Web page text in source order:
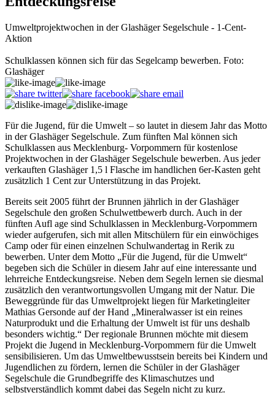
Umweltprojektwochen in der Glashäger Segelschule - 1-Cent-
Aktion
Schulklassen können sich für das Segelcamp bewerben. Foto:
Glashäger
Für die Jugend, für die Umwelt – so lautet in diesem Jahr das Motto
in der Glashäger Segelschule. Zum fünften Mal können sich
Schulklassen aus Mecklenburg- Vorpommern für kostenlose
Projektwochen in der Glashäger Segelschule bewerben. Aus jeder
verkauften Glashäger 1,5 l Flasche im handlichen 6er-Kasten geht
zusätzlich 1 Cent zur Unterstützung in das Projekt.
Bereits seit 2005 führt der Brunnen jährlich in der Glashäger
Segelschule den großen Schulwettbewerb durch. Auch in der
fünften Aufl age sind Schulklassen in Mecklenburg-Vorpommern
wieder aufgerufen, sich mit allen Mitschülern für ein einwöchiges
Camp oder für einen einzelnen Schulwandertag in Rerik zu
bewerben. Unter dem Motto „Für die Jugend, für die Umwelt“
begeben sich die Schüler in diesem Jahr auf eine interessante und
lehrreiche Entdeckungsreise. Neben dem Segeln lernen sie diesmal
zusätzlich den verantwortungsvollen Umgang mit der Natur. Die
Beweggründe für das Umweltprojekt liegen für Marketingleiter
Mathias Gersonde auf der Hand „Mineralwasser ist ein reines
Naturprodukt und die Erhaltung der Umwelt ist für uns deshalb
besonders wichtig.“ Der regionale Brunnen möchte mit diesem
Projekt die Jugend in Mecklenburg-Vorpommern für die Umwelt
sensibilisieren. Um das Umweltbewusstsein bereits bei Kindern und
Jugendlichen zu fördern, lernen die Schüler in der Glashäger
Segelschule die Grundbegriffe des Klimaschutzes und
selbstverständlich kommt dabei das Segeln nicht zu kurz.